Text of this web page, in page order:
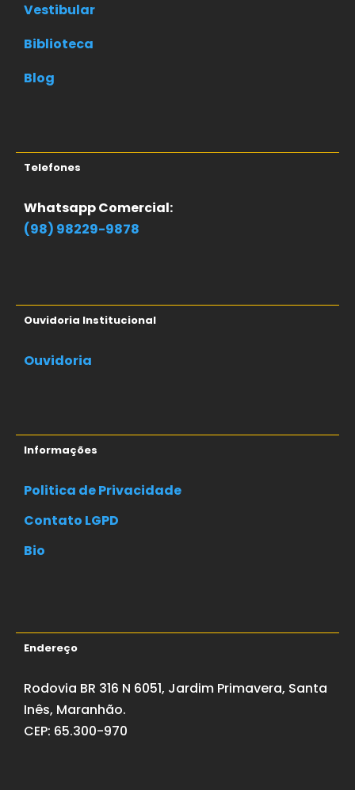
Vestibular
Biblioteca
Blog
Telefones
Whatsapp Comercial:
(98) 98229-9878
Ouvidoria Institucional
Ouvidoria
Informações
Politica de Privacidade
Contato LGPD
Bio
Endereço
Rodovia BR 316 N 6051, Jardim Primavera, Santa
Inês, Maranhão.
CEP: 65.300-970